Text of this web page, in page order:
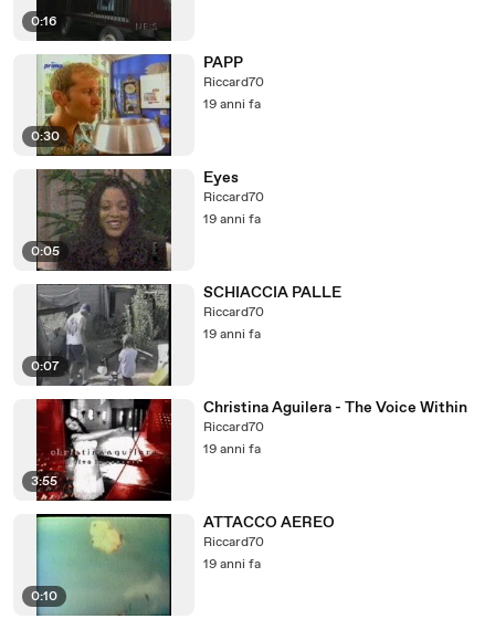
0:16
0:30
PAPP
Riccard70
19 anni fa
0:05
Eyes
Riccard70
19 anni fa
0:07
SCHIACCIA PALLE
Riccard70
19 anni fa
3:55
Christina Aguilera - The Voice Within
Riccard70
19 anni fa
0:10
ATTACCO AEREO
Riccard70
19 anni fa